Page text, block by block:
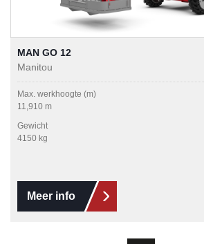
MAN GO 12
Manitou
Max. werkhoogte (m)
11,910 m
Gewicht
4150 kg
Meer info